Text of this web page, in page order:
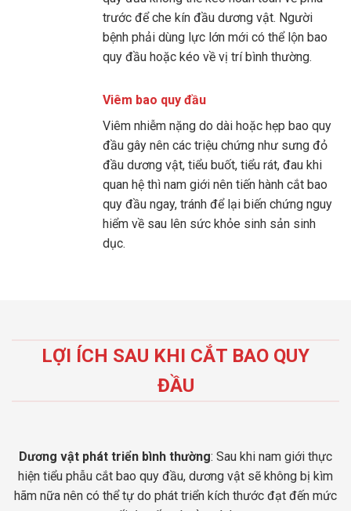
trước để che kín đầu dương vật. Người
bệnh phải dùng lực lớn mới có thể lộn bao
quy đầu hoặc kéo về vị trí bình thường.
Viêm bao quy đầu
Viêm nhiễm nặng do dài hoặc hẹp bao quy
đầu gây nên các triệu chứng như sưng đỏ
đầu dương vật, tiểu buốt, tiểu rát, đau khi
quan hệ thì nam giới nên tiến hành cắt bao
quy đầu ngay, tránh để lại biến chứng nguy
hiểm về sau lên sức khỏe sinh sản sinh
dục.
LỢI ÍCH SAU KHI CẮT BAO QUY
ĐẦU
Dương vật phát triển bình thường: Sau khi nam giới thực
hiện tiểu phẫu cắt bao quy đầu, dương vật sẽ không bị kìm
hãm nữa nên có thể tự do phát triển kích thước đạt đến mức